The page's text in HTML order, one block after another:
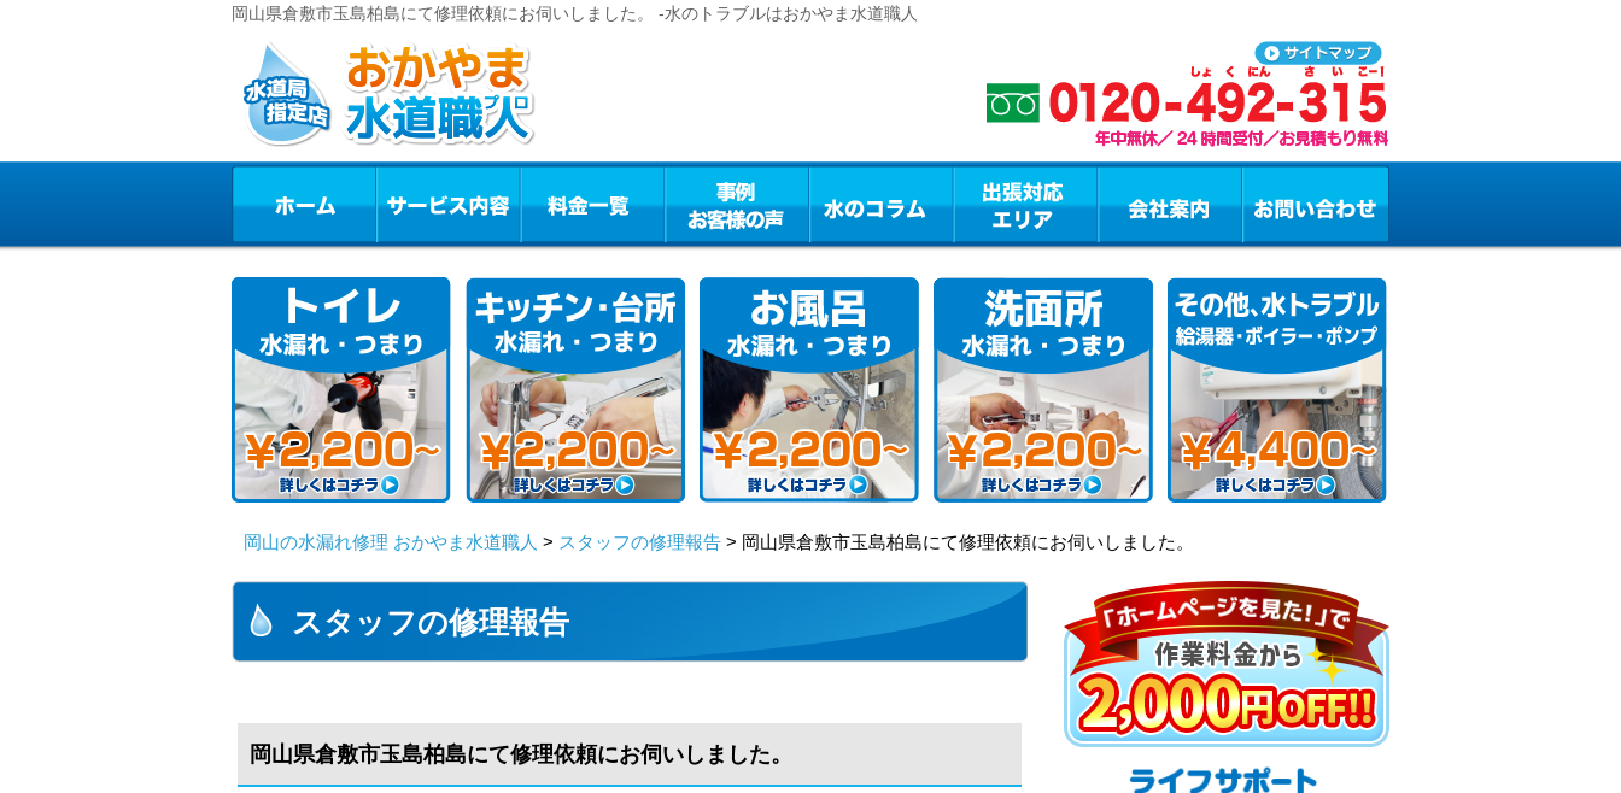
岡山県倉敷市玉島柏島にて修理依頼にお伺いしました。 -水のトラブルはおかやま水道職人
岡山の水漏れ修理 おかやま水道職人 > スタッフの修理報告 > 岡山県倉敷市玉島柏島にて修理依頼にお伺いしました。
スタッフの修理報告
岡山県倉敷市玉島柏島にて修理依頼にお伺いしました。